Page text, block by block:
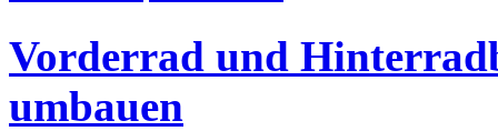
Vorderrad und
umbauen